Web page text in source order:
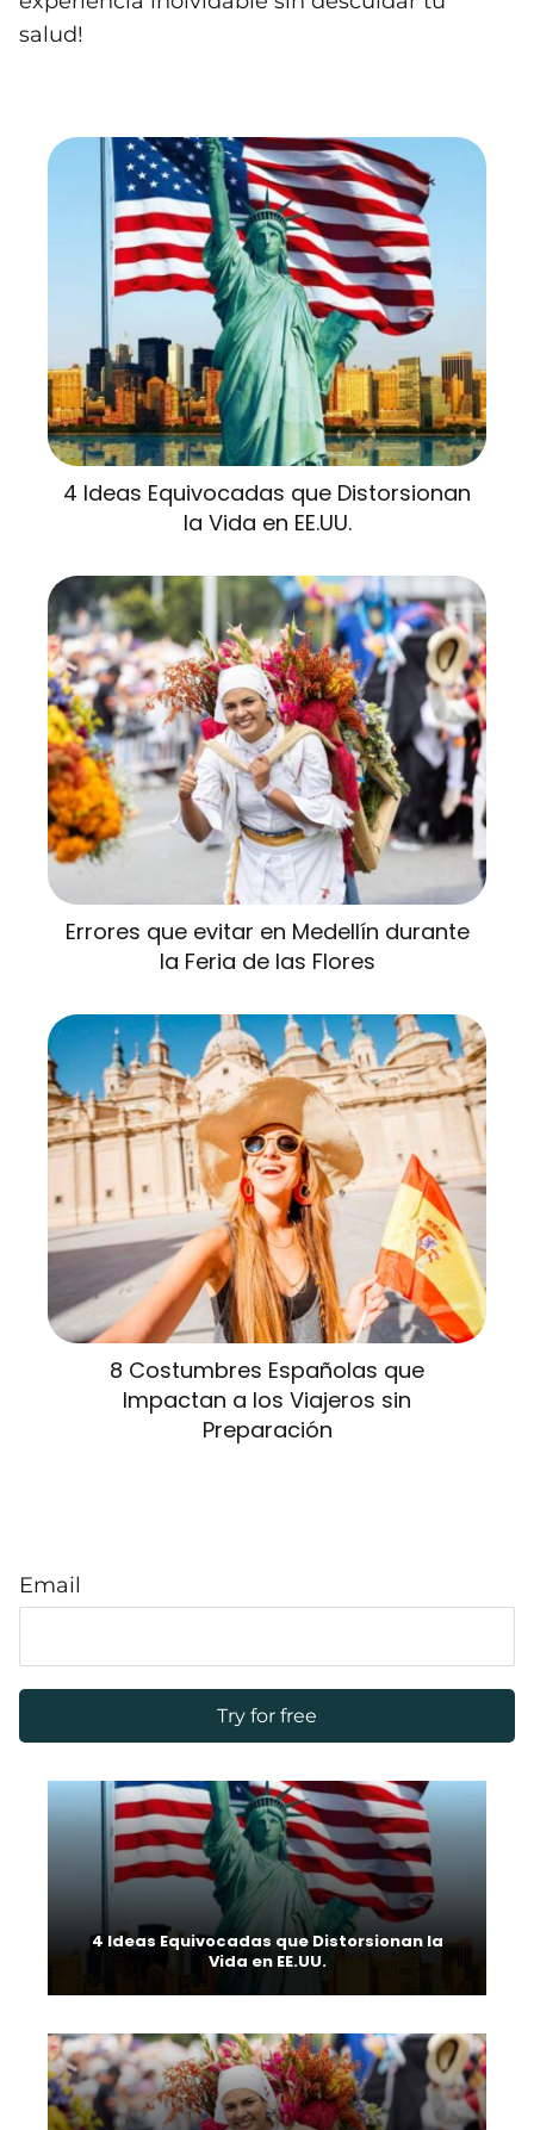
salud!
4 Ideas Equivocadas que Distorsionan
la Vida en EE.UU.
Errores que evitar en Medellín durante
la Feria de las Flores
8 Costumbres Españolas que
Impactan a los Viajeros sin
Preparación
Email
4 Ideas Equivocadas que Distorsionan la
Vida en EE.UU.